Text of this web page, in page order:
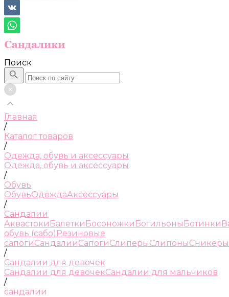
Поиск
Главная
/
Каталог товаров
/
Одежда, обувь и аксессуары
Одежда, обувь и аксессуары
/
Обувь
ОбувьОдеждаАксессуары
/
Сандалии
Аквастоки Балетки Босоножки Ботильоны Ботинки
обувь (сабо) Резиновые
сапогиСандалииСапогиСлиперыСлипоныСникеры
/
Сандалии для девочек
Сандалии для девочекСандалии для мальчиков
/
сандалии